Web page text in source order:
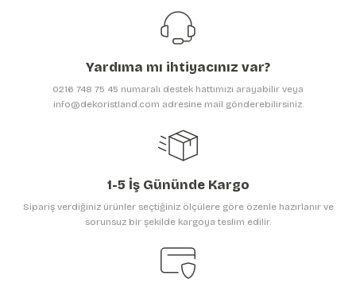
Ürün resmi kalitesiz, bozuk veya görüntülenemiyor.
Ürün bilgilerinde hatalar bulunuyor.
Gönder
Yardıma mı ihtiyacınız var?
0216 748 75 45 numaralı destek hattımızı arayabilir veya
info@dekoristland.com adresine mail gönderebilirsiniz.
1-5 İş Gününde Kargo
Sipariş verdiğiniz ürünler seçtiğiniz ölçülere göre özenle hazırlanır ve
sorunsuz bir şekilde kargoya teslim edilir.